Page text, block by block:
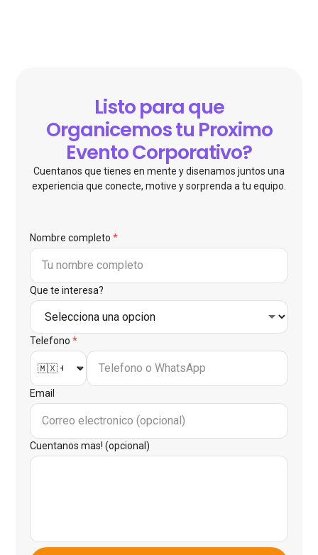
Listo para que
Organicemos tu Proximo
Evento Corporativo?
Cuentanos que tienes en mente y disenamos juntos una
experiencia que conecte, motive y sorprenda a tu equipo.
Nombre completo *
Que te interesa?
Telefono *
Email
Cuentanos mas! (opcional)